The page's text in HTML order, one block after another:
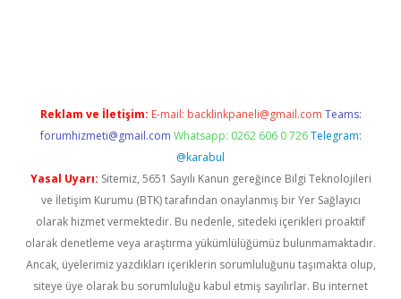
Reklam ve İletişim: E-mail: backlinkpaneli@gmail.com Teams:
forumhizmeti@gmail.com Whatsapp: 0262 606 0 726 Telegram:
@karabul
Yasal Uyarı: Sitemiz, 5651 Sayılı Kanun gereğince Bilgi Teknolojileri
ve İletişim Kurumu (BTK) tarafından onaylanmış bir Yer Sağlayıcı
olarak hizmet vermektedir. Bu nedenle, sitedeki içerikleri proaktif
olarak denetleme veya araştırma yükümlülüğümüz bulunmamaktadır.
Ancak, üyelerimiz yazdıkları içeriklerin sorumluluğunu taşımakta olup,
siteye üye olarak bu sorumluluğu kabul etmiş sayılırlar. Bu internet